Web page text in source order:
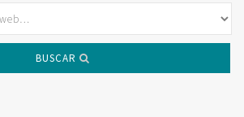
BUSCAR